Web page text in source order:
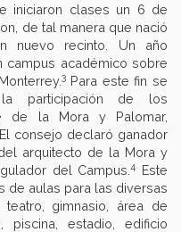
iniciaron clases un 6 de
de tal manera que nació
nuevo recinto. Un año
campus académico sobre
3 Para este fin se
participación de los
de la Mora y Palomar,
consejo declaró ganador
arquitecto de la Mora y
del Campus.4
Este
de aulas para las diversas
teatro, gimnasio, área de
piscina, estadio, edificio